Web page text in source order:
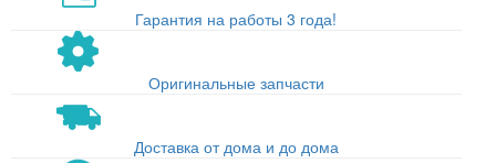
Гарантия на работы 3 года!
Оригинальные запчасти
Доставка от дома и до дома